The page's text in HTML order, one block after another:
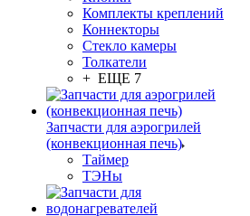
Комплекты креплений
Коннекторы
Стекло камеры
Толкатели
+ ЕЩЕ 7
Запчасти для аэрогрилей
(конвекционная печь)
Таймер
ТЭНы